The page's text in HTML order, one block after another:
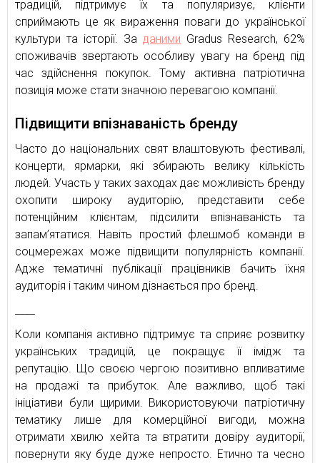
традицій, підтримує їх та популяризує, клієнти
сприймають це як вираження поваги до української
культури та історії. За даними Gradus Research, 62%
споживачів звертають особливу увагу на бренд під
час здійснення покупок. Тому активна патріотична
позиція може стати значною перевагою компанії.
Підвищити впізнаваність бренду
Часто до національних свят влаштовують фестивалі,
концерти, ярмарки, які збирають велику кількість
людей. Участь у таких заходах дає можливість бренду
охопити широку аудиторію, представити себе
потенційним клієнтам, підсилити впізнаваність та
запам’ятатися. Навіть простий флешмоб команди в
соцмережах може підвищити популярність компанії.
Адже тематичні публікації працівників бачить їхня
аудиторія і таким чином дізнається про бренд.
Коли компанія активно підтримує та сприяє розвитку
українських традицій, це покращує її імідж та
репутацію. Що своєю чергою позитивно впливатиме
на продажі та прибуток. Але важливо, щоб такі
ініціативи були щирими. Використовуючи патріотичну
тематику лише для комерційної вигоди, можна
отримати хвилю хейта та втратити довіру аудиторії,
повернути яку буде дуже непросто. Етично та чесно